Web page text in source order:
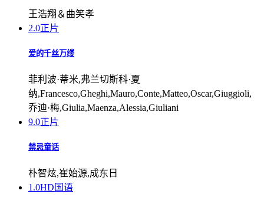
王浩翔＆曲笑孝
2.0正片
爱的千丝万缕
菲利波·蒂米,弗兰切斯科·夏
纳,Francesco,Gheghi,Mauro,Conte,Matteo,Oscar,Giuggioli,
乔迪·梅,Giulia,Maenza,Alessia,Giuliani
9.0正片
禁忌童话
朴智炫,崔始源,成东日
1.0HD国语